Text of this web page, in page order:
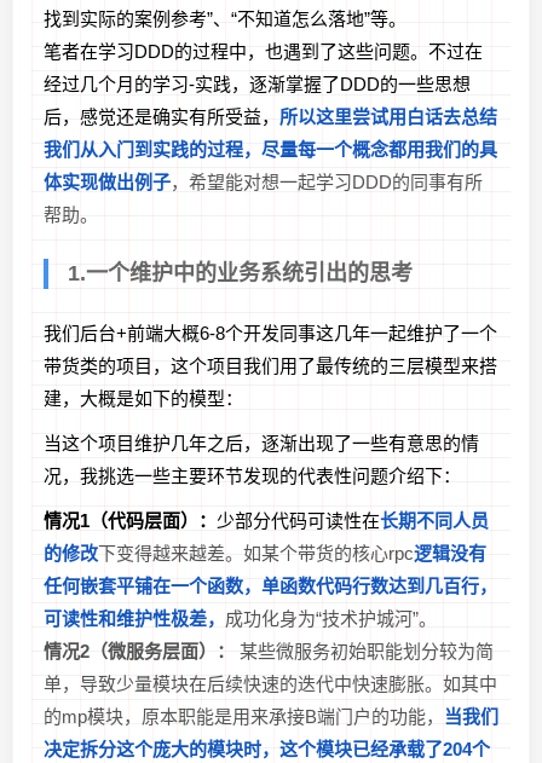
找到实际的案例参考”、“不知道怎么落地”等。
笔者在学习DDD的过程中，也遇到了这些问题。不过在
经过几个月的学习-实践，逐渐掌握了DDD的一些思想
后，感觉还是确实有所受益， 所以这里尝试用白话去总结
我们从入门到实践的过程，尽量每一个概念都用我们的具
体实现做出例子，希望能对想一起学习DDD的同事有所
帮助。
1.一个维护中的业务系统引出的思考
我们后台+前端大概6-8个开发同事这几年一起维护了一个
带货类的项目，这个项目我们用了最传统的三层模型来搭
建，大概是如下的模型：
当这个项目维护几年之后，逐渐出现了一些有意思的情
况，我挑选一些主要环节发现的代表性问题介绍下：
情况1（代码层面）： 少部分代码可读性在长期不同人员
的修改下变得越来越差。如某个带货的核心rpc逻辑没有
任何嵌套平铺在一个函数，单函数代码行数达到几百行，
可读性和维护性极差， 成功化身为“技术护城河”。
情况2（微服务层面）：
某些微服务初始职能划分较为简
单，导致少量模块在后续快速的迭代中快速膨胀。如其中
的mp模块，原本职能是用来承接B端门户的功能，
当我们
决定拆分这个庞大的模块时，这个模块已经承载了204个